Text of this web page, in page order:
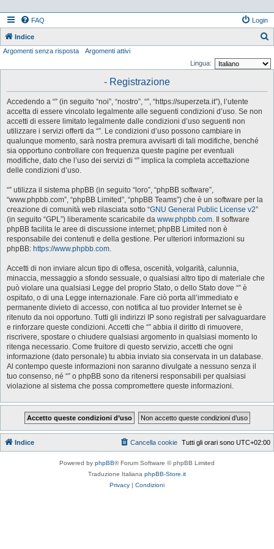
FAQ Login
Indice
Argomenti senza risposta
Argomenti attivi
Lingua:
- Registrazione
Accedendo a “” (in seguito “noi”, “nostro”, “”, “https://superzeta.it”), l’utente
accetta di essere vincolato legalmente alle seguenti condizioni d’uso. Se non
accetti di essere limitato legalmente dalle condizioni d’uso seguenti non
utilizzare i servizi offerti da “”. Le condizioni d’uso possono cambiare in
qualunque momento, sarà nostra premura avvisarti di tali modifiche, benché
sia opportuno controllare con frequenza queste pagine per eventuali
modifiche, dato che l’uso dei servizi di “” implica la completa accettazione
delle condizioni d’uso.
“” utilizza il sistema phpBB (in seguito “loro”, “phpBB software”,
“www.phpbb.com”, “phpBB Limited”, “phpBB Teams”) che è un software per la
creazione di comunità web rilasciata sotto “GNU General Public License v2”
(in seguito “GPL”) liberamente scaricabile da www.phpbb.com. Il software
phpBB facilita le aree di discussione internet; phpBB Limited non è
responsabile dei contenuti e della gestione. Per ulteriori informazioni su
phpBB: https://www.phpbb.com.
Accetti di non inviare alcun tipo di offesa, oscenità, volgarità, calunnia,
minaccia, messaggio a sfondo sessuale, o qualsiasi altro tipo di materiale che
può violare una qualsiasi Legge del proprio Stato, o dello Stato dove “” è
ospitato, o di una Legge internazionale. Fare ciò porta all’immediato e
permanente divieto di accesso, con notifica al tuo provider Internet se è
ritenuto da noi opportuno. Tutti gli indirizzi IP sono registrati per salvaguardare
e rinforzare queste condizioni. Accetti che “” abbia il diritto di rimuovere,
riscrivere, spostare o chiudere qualsiasi argomento in qualsiasi momento lo
ritenga necessario. Come fruitore di questo servizio, accetti che ogni
informazione (dato personale) tu abbia inviato sia conservata in un database.
Al contempo queste informazioni non saranno divulgate a nessuno senza il
tuo consenso, né “” o phpBB sono da ritenersi responsabili per qualsiasi
violazione al sistema che possa compromettere queste informazioni.
Indice Tutti gli orari sono UTC+02:00
Cancella cookie
Powered by phpBB® Forum Software © phpBB Limited
Traduzione Italiana phpBB-Store.it
Privacy | Condizioni